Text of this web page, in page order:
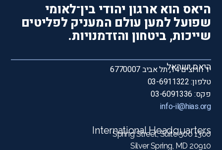
היאס הוא ארגון יהודי בין־לאומי
שפועל למען עולם המעניק לפליטים
שייכות, ביטחון והזדמנויות.
היאס ישראל
יד חרוצים 14, תל אביב 6770007
טלפון: 03-6911322
פקס: 03-6091336
info-il@hias.org
International Headquarters
1300 Spring Street, Suite 500
Silver Spring, MD 20910